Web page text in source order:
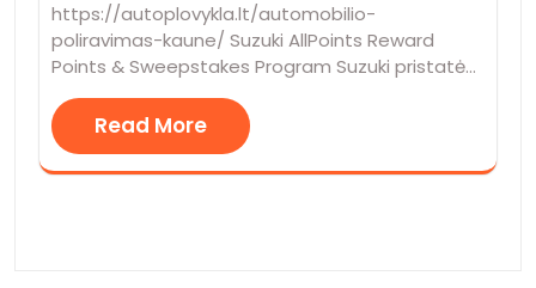
https://autoplovykla.lt/automobilio-
poliravimas-kaune/ Suzuki AllPoints Reward
Points & Sweepstakes Program Suzuki pristatė…
Read More